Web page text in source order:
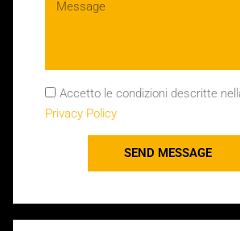
Accetto le condizioni descritte
Privacy Policy
SEND MESSAGE